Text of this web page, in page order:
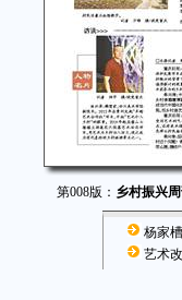
第008版： 乡村振兴周
杨家
艺术